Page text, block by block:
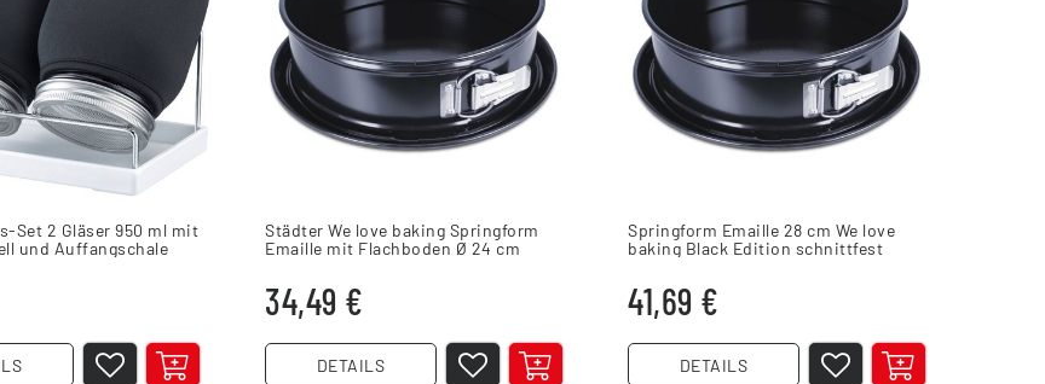
Set 2 Gläser 950 ml mit
und Auffangschale
Städter We love baking Springform
Emaille mit Flachboden Ø 24 cm
34,49 €
DETAILS
Springform Emaille 28 cm We love
baking Black Edition schnittfest
41,69 €
DETAILS